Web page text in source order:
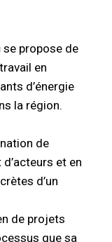
se propose de
en
d’énergie
la région.
de
et en
d’un
de projets
que sa